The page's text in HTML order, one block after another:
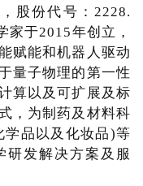
股份代号：2228.
于2015年创立，
赋能和机器人驱动
量子物理的第一性
算以及可扩展及标
，为制药及材料科
学品以及化妆品)等
研发解决方案及服